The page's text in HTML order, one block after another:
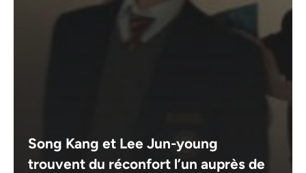
Song Kang et Lee Jun-young
trouvent du réconfort l’un auprès de